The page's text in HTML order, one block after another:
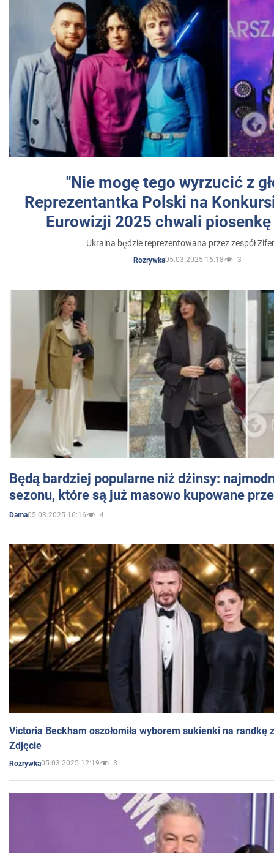
"Nie mogę tego wyrzucić z
Reprezentantka Polski na
Eurowizji 2025 chwali
Ukraina będzie reprezentowana przez zespół
Rozrywka05.03.2025 16:18 3
Będą bardziej popularne niż dżinsy:
sezonu, które są już masowo kupowane
Dama05.03.2025 16:16 4
Victoria Beckham oszołomiła wyborem sukienki na randkę
Zdjęcie
Rozrywka05.03.2025 12:19 3